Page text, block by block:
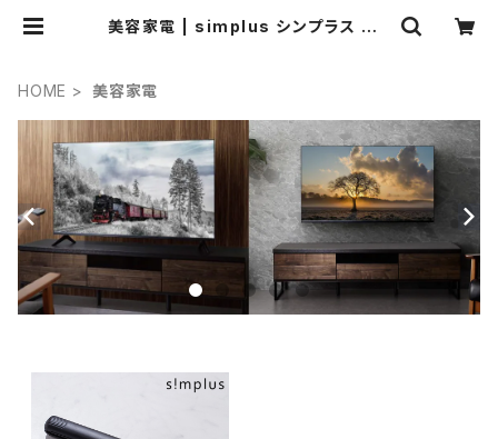
美容家電 | simplus シンプラス Off
HOME 美容家電